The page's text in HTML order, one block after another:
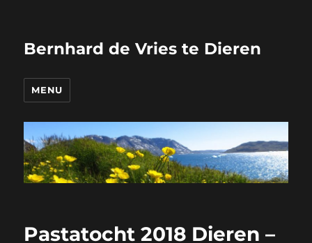
Bernhard de Vries te Dieren
MENU
Pastatocht 2018 Dieren –